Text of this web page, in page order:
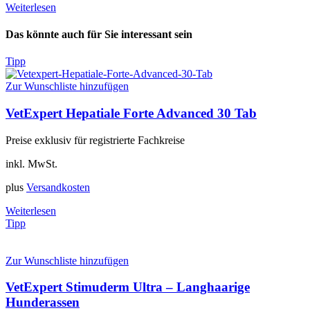
Weiterlesen
Das könnte auch für Sie interessant sein
Tipp
Zur Wunschliste hinzufügen
VetExpert Hepatiale Forte Advanced 30 Tab
Preise exklusiv für registrierte Fachkreise
inkl. MwSt.
plus Versandkosten
Weiterlesen
Tipp
Zur Wunschliste hinzufügen
VetExpert Stimuderm Ultra – Langhaarige
Hunderassen